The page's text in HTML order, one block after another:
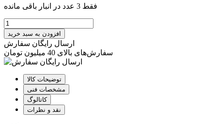
فقط 3 عدد در انبار باقی مانده
افزودن به سبد خرید
ارسال رایگان سفارش
سفارش‌های بالای 40 میلیون تومان
توضیحات کالا
مشخصات فنی
کاتالوگ
نقد و نظرات